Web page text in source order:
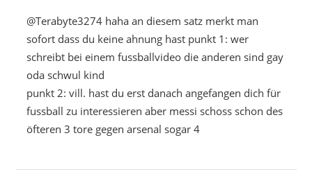
@Terabyte3274 haha an diesem satz merkt man
sofort dass du keine ahnung hast punkt 1: wer
schreibt bei einem fussballvideo die anderen sind gay
oda schwul kind
punkt 2: vill. hast du erst danach angefangen dich für
fussball zu interessieren aber messi schoss schon des
öfteren 3 tore gegen arsenal sogar 4